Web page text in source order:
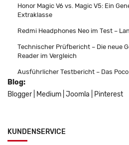
Honor Magic V6 vs. Magic V5: Ein
Extraklasse
Redmi Headphones Neo im Test –
Technischer Prüfbericht – Die neue
Reader im Vergleich
Ausführlicher Testbericht – Das
Blog:
Blogger
Medium Joomla Pinterest
KUNDENSERVICE